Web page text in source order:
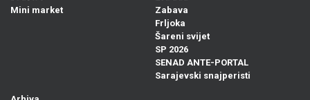
Mini market
Zabava
Frljoka
Šareni svijet
SP 2026
SENAD ANTE-PORTAL
Sarajevski snajperisti